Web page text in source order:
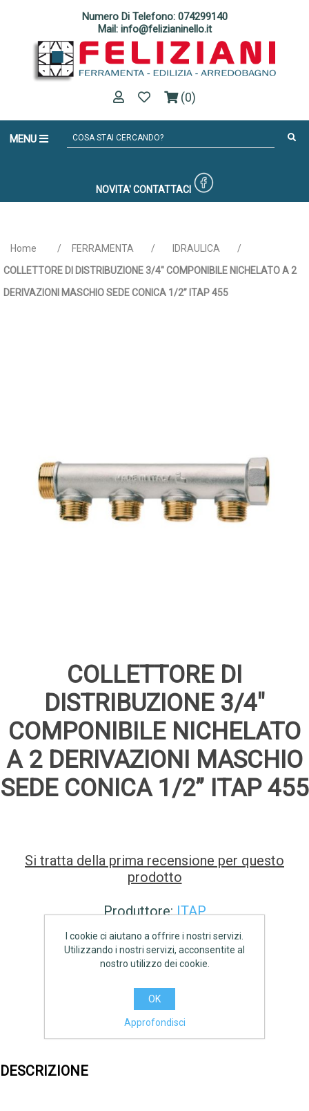
Numero Di Telefono: 074299140
Mail: info@felizianinello.it
(0)
MENU
NOVITA' CONTATTACI
Home / FERRAMENTA / IDRAULICA
/
COLLETTORE DI DISTRIBUZIONE 3/4" COMPONIBILE NICHELATO A 2
DERIVAZIONI MASCHIO SEDE CONICA 1/2” ITAP 455
COLLETTORE DI
DISTRIBUZIONE 3/4"
COMPONIBILE NICHELATO
A 2 DERIVAZIONI MASCHIO
SEDE CONICA 1/2” ITAP 455
Si tratta della prima recensione per questo
prodotto
Produttore: ITAP
Disponibilità: 28 disponibile
AGGIUNGI
DESCRIZIONE
I cookie ci aiutano a offrire i nostri servizi.
Utilizzando i nostri servizi, acconsentite al
nostro utilizzo dei cookie.
OK
Approfondisci